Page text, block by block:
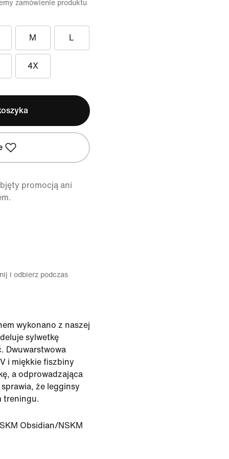
M L
4X
zamówienie produktu
promocją ani
i odbierz podczas
wykonano z naszej
sylwetkę
Dwuwarstwowa
i miękkie fiszbiny
a odprowadzająca
że legginsy
treningu.
Obsidian/NSKM